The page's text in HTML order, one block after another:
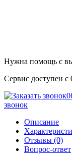
Нужна помощь с
Сервис доступен с
звонок
Описание
Отзывы (0)
Вопрос-ответ